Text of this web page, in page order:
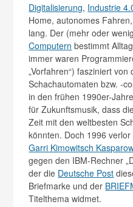
Digitalisierung, Industrie
Home, autonomes
lang. Der (mehr oder
Computern bestimmt
immer waren
„Vorfahren“) fasziniert
Schachautomaten bzw. -
in den frühen 1990er-
für Zukunftsmusik, dass
Zeit mit den weltbesten
könnten. Doch 1996
Garri Kimowitsch
gegen den IBM-Rechner
der die Deutsche Post
Briefmarke und der
Titelthema widmet.